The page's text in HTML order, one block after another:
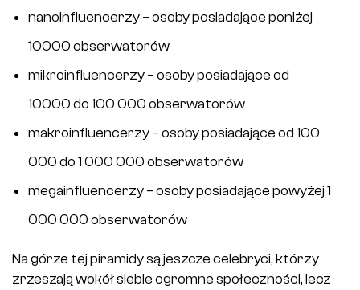
nanoinfluencerzy – osoby posiadające poniżej
10000 obserwatorów
mikroinfluencerzy – osoby posiadające od
10000 do 100 000 obserwatorów
makroinfluencerzy – osoby posiadające od 100
000 do 1 000 000 obserwatorów
megainfluencerzy – osoby posiadające powyżej 1
000 000 obserwatorów
Na górze tej piramidy są jeszcze celebryci, którzy
zrzeszają wokół siebie ogromne społeczności, lecz